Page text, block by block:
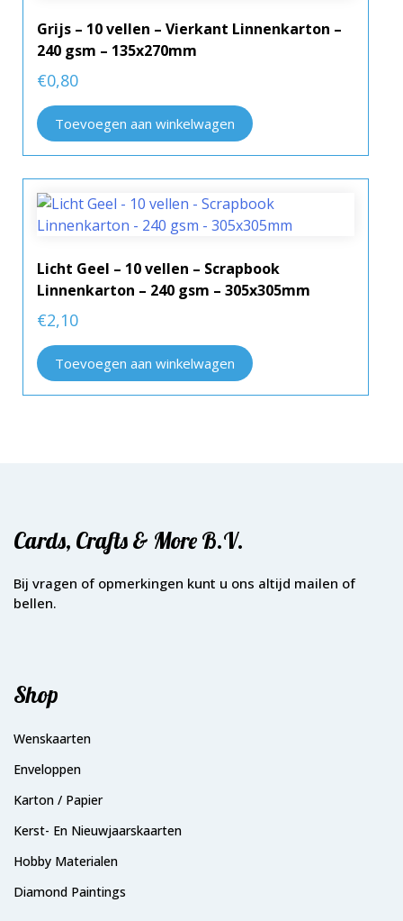
Grijs – 10 vellen – Vierkant Linnenkarton –
240 gsm – 135x270mm
€0,80
Toevoegen aan winkelwagen
Licht Geel – 10 vellen – Scrapbook
Linnenkarton – 240 gsm – 305x305mm
€2,10
Toevoegen aan winkelwagen
Cards, Crafts & More B.V.
Bij vragen of opmerkingen kunt u ons altijd mailen of
bellen.
Shop
Wenskaarten
Enveloppen
Karton / Papier
Kerst- En Nieuwjaarskaarten
Hobby Materialen
Diamond Paintings